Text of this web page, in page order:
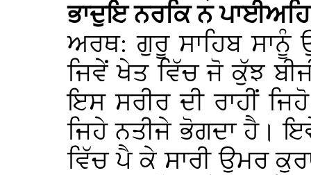
ਭਾਦੁਇ ਨਰਕਿ ਨ
ਅਰਥ: ਗੁਰੂ ਸਾਹਿਬ ਸਾਨੂੰ
ਜਿਵੇਂ ਖੇਤ ਵਿੱਚ ਜੋ ਕੁੱਝ
ਇਸ ਸਰੀਰ ਦੀ ਰਾਹੀਂ
ਜਿਹੇ ਨਤੀਜੇ ਭੋਗਦਾ ਹੈ।
ਵਿੱਚ ਪੈ ਕੇ ਸਾਰੀ ਉਮਰ